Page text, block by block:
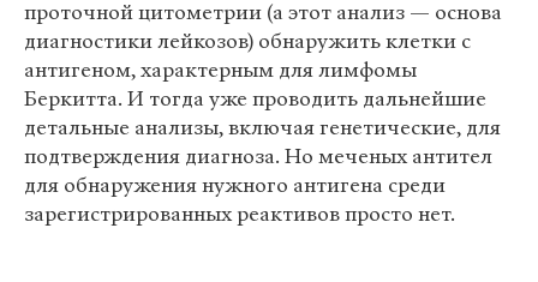
проточной цитометрии (а этот анализ — основа
диагностики лейкозов) обнаружить клетки с
антигеном, характерным для лимфомы
Беркитта. И тогда уже проводить дальнейшие
детальные анализы, включая генетические, для
подтверждения диагноза. Но меченых антител
для обнаружения нужного антигена среди
зарегистрированных реактивов просто нет.